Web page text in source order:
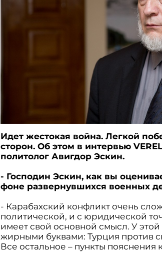
Идет жестокая война. Легкой
сторон. Об этом в интервью
политолог Авигдор Эскин.
- Господин Эскин, как вы
фоне развернувшихся военных
- Карабахский конфликт очень
политической, и с юридической
имеет свой основной смысл. У
жирными буквами: Турция против
Все остальное – пункты пояснения